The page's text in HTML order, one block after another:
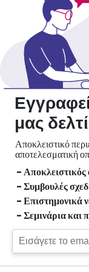
μας
Αποκλειστικό
αποτελεσματική
- Αποκλειστικός
- Συμβουλές
- Επιστημονικά
- Σεμινάρια και